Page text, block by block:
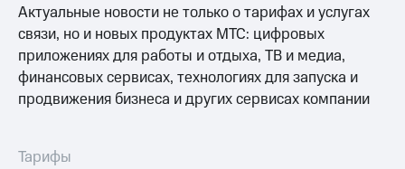
Корпоративный
секретарь
Раскрытие
информации
Информация
акционерам
Актуальные новости не только о тарифах и услугах
связи, но и новых продуктах МТС: цифровых
приложениях для работы и отдыха, ТВ и медиа,
финансовых сервисах, технологиях для запуска и
продвижения бизнеса и других сервисах компании
Тарифы